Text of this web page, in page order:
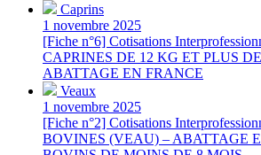
Caprins
1 novembre 2025
[Fiche n°6] Cotisations
CAPRINES DE 12 KG ET PLUS
ABATTAGE EN FRANCE
Veaux
1 novembre 2025
[Fiche n°2] Cotisations
BOVINES (VEAU) – ABATTAGE